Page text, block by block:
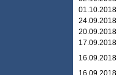
01.10.2018
24.09.2018
20.09.2018
17.09.2018
16.09.2018
16.09.2018